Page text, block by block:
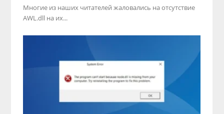
Многие из наших читателей жаловались на отсутствие
AWL.dll на их...